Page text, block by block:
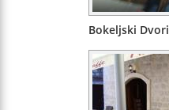
Bokeljski Dvori